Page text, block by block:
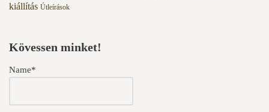
kiállítás Útleírások
Kövessen minket!
Name*